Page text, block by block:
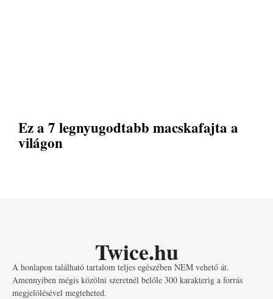
Ez a 7 legnyugodtabb macskafajta a
világon
Twice.hu
A honlapon található tartalom teljes egészében NEM vehető át.
Amennyiben mégis közölni szeretnél belőle 300 karakterig a forrás
megjelölésével megteheted.